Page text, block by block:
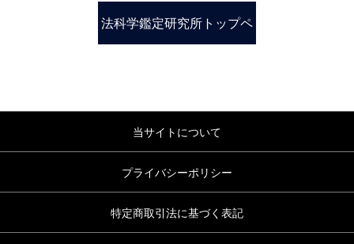
法科学鑑定研究所トップペ
当サイトについて
プライバシーポリシー
特定商取引法に基づく表記